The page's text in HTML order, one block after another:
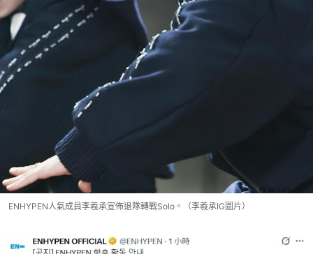
ENHYPEN人氣成員李羲承宣佈退隊轉戰Solo。（李羲承IG圖片）